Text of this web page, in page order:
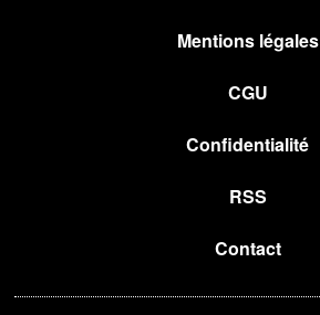
Mentions légales
CGU
Confidentialité
RSS
Contact